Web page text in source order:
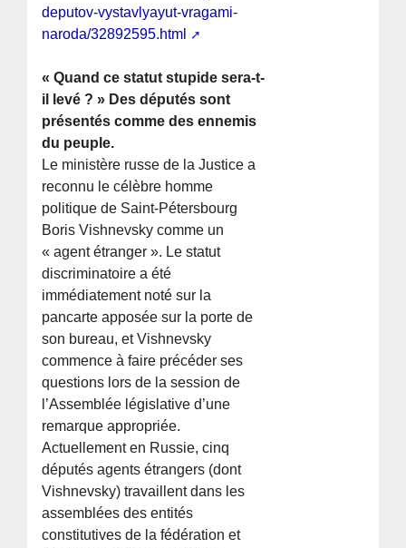
deputov-vystavlyayut-vragami-
naroda/32892595.html
« Quand ce statut stupide sera-t-
il levé ? » Des députés sont
présentés comme des ennemis
du peuple.
Le ministère russe de la Justice a
reconnu le célèbre homme
politique de Saint-Pétersbourg
Boris Vishnevsky comme un
« agent étranger ». Le statut
discriminatoire a été
immédiatement noté sur la
pancarte apposée sur la porte de
son bureau, et Vishnevsky
commence à faire précéder ses
questions lors de la session de
l’Assemblée législative d’une
remarque appropriée.
Actuellement en Russie, cinq
députés agents étrangers (dont
Vishnevsky) travaillent dans les
assemblées des entités
constitutives de la fédération et